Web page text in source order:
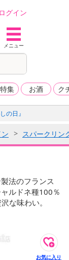
ログイン
メニュー
集 お酒 ク
の日』
スパークリン
法のフランス
ルドネ種100％
な味わい。